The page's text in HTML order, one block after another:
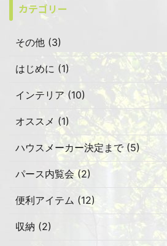
カテゴリー
その他 (3)
はじめに (1)
インテリア (10)
オススメ (1)
ハウスメーカー決定まで (5)
パース内覧会 (2)
便利アイテム (12)
収納 (2)